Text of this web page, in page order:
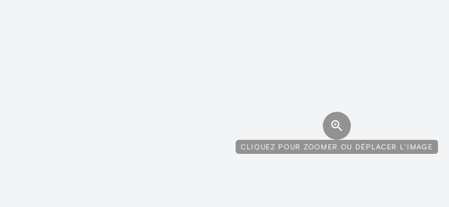
CLIQUEZ POUR ZOOMER OU DÉPLACER L'IMAGE